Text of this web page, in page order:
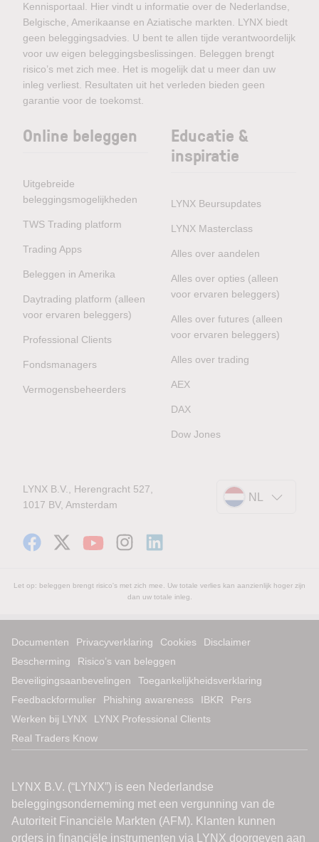
Kennisportaal. Hier vindt u informatie over de Nederlandse,
Belgische, Amerikaanse en Aziatische markten. LYNX biedt
geen beleggingsadvies. U bent te allen tijde verantwoordelijk
voor uw eigen beleggingsbeslissingen. Beleggen brengt
risico’s met zich mee. Het is mogelijk dat u meer dan uw
inleg verliest. Resultaten uit het verleden bieden geen
garantie voor de toekomst.
Online beleggen
Uitgebreide
beleggingsmogelijkheden
TWS Trading platform
Trading Apps
Beleggen in Amerika
Daytrading platform (alleen
voor ervaren beleggers)
Professional Clients
Fondsmanagers
Vermogensbeheerders
Educatie &
inspiratie
LYNX Beursupdates
LYNX Masterclass
Alles over aandelen
Alles over opties (alleen
voor ervaren beleggers)
Alles over futures (alleen
voor ervaren beleggers)
Alles over trading
AEX
DAX
Dow Jones
LYNX B.V., Herengracht 527,
1017 BV, Amsterdam
NL
Let op: beleggen brengt risico's met zich mee. Uw totale verlies kan aanzienlijk hoger zijn
dan uw totale inleg.
Documenten Privacyverklaring Cookies
Disclaimer
Bescherming
Risico’s van beleggen
Beveiligingsaanbevelingen
Toegankelijkheidsverklaring
Feedbackformulier
Phishing awareness IBKR
Pers
Werken bij LYNX
LYNX Professional Clients
Real Traders Know